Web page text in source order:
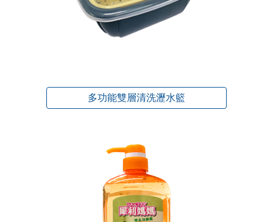
多功能雙層清洗瀝水籃